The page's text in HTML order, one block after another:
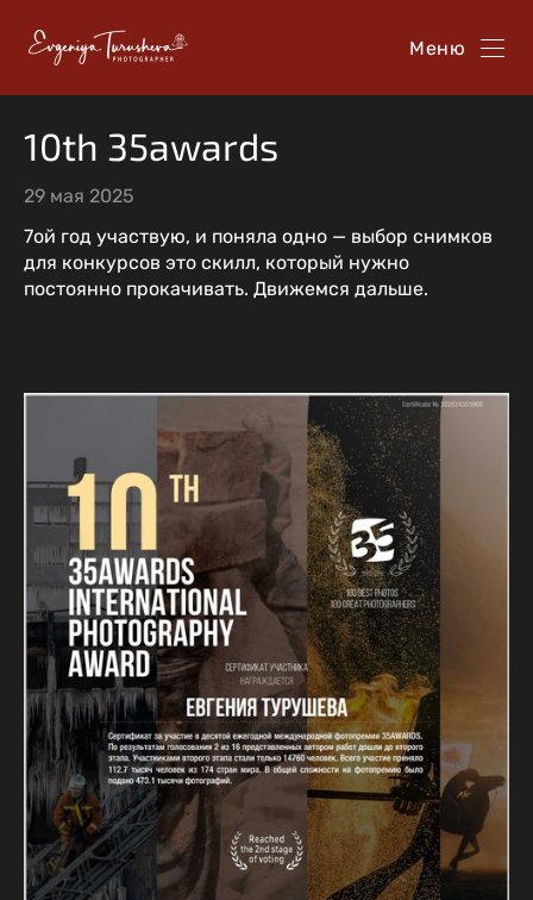
Меню
10th 35awards
29 мая 2025
7ой год участвую, и поняла одно — выбор снимков
для конкурсов это скилл, который нужно
постоянно прокачивать. Движемся дальше.